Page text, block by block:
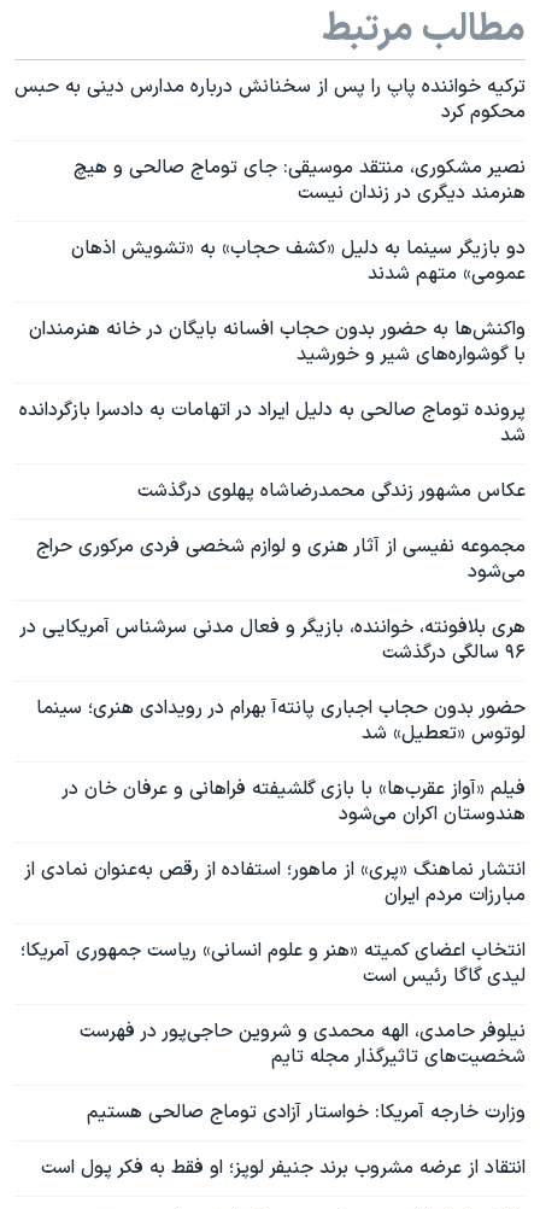
مطالب مرتبط
ترکیه خواننده پاپ را پس از سخنانش درباره مدارس دینی به حبس
محکوم کرد
نصیر مشکوری، منتقد موسیقی: جای توماج صالحی و هیچ
هنرمند دیگری در زندان نیست
دو بازیگر سینما به دلیل «کشف حجاب» به «تشویش اذهان
عمومی» متهم شدند
واکنش‌ها به حضور بدون حجاب افسانه بایگان در خانه هنرمندان
با گوشواره‌های شیر و خورشید
پرونده توماج صالحی به دلیل ایراد در اتهامات به دادسرا بازگردانده
شد
عکاس مشهور زندگی محمدرضاشاه پهلوی درگذشت
مجموعه‌ نفیسی‌ از آثار هنری و‌ لوازم ‌شخصی فردی مرکوری حراج
می‌شود
هری بلافونته، خواننده، بازیگر و فعال مدنی سرشناس آمریکایی در
۹۶ سالگی درگذشت
حضور بدون حجاب اجباری پانته‌آ بهرام در رویدادی هنری؛ سینما
لوتوس «تعطیل» شد
فیلم «آواز عقرب‌ها» با بازی گلشیفته فراهانی و عرفان خان در
هندوستان اکران می‌شود
انتشار نماهنگ «پری» از ماهور؛ استفاده از رقص به‌عنوان نمادی از
مبارزات مردم ایران
انتخاب اعضای کمیته «هنر و علوم انسانی» ریاست جمهوری آمریکا؛
لیدی گاگا رئیس است
نیلوفر حامدی، الهه محمدی و شروین حاجی‌پور در فهرست
شخصیت‌های تاثیرگذار مجله تایم
وزارت خارجه آمریکا: خواستار آزادی توماج صالحی هستیم
انتقاد از عرضه مشروب برند جنیفر لوپز؛ او فقط به فکر پول است